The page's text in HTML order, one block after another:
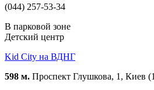
(044) 257-53-34
В парковой зоне
Детский центр
Kid City на ВДНГ
598 м. Проспект Глушкова, 1, Киев